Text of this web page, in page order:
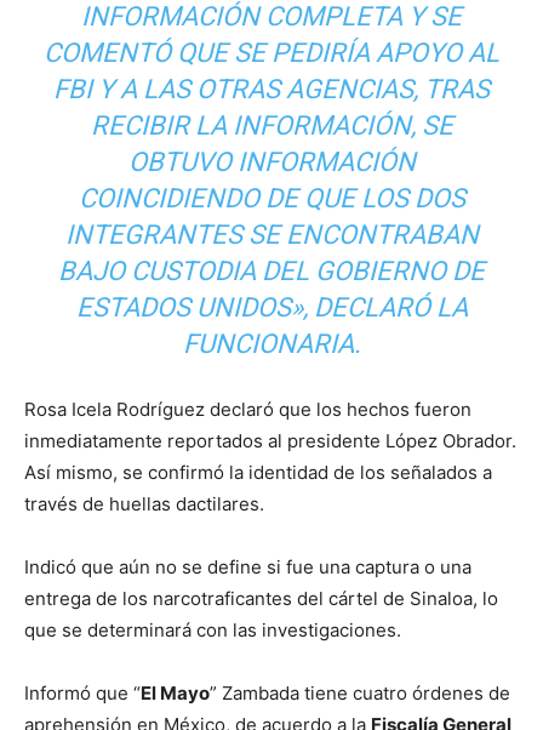
INFORMACIÓN COMPLETA Y SE
COMENTÓ QUE SE PEDIRÍA APOYO AL
FBI Y A LAS OTRAS AGENCIAS, TRAS
RECIBIR LA INFORMACIÓN, SE
OBTUVO INFORMACIÓN
COINCIDIENDO DE QUE LOS DOS
INTEGRANTES SE ENCONTRABAN
BAJO CUSTODIA DEL GOBIERNO DE
ESTADOS UNIDOS», DECLARÓ LA
FUNCIONARIA.
Rosa Icela Rodríguez declaró que los hechos fueron
inmediatamente reportados al presidente López Obrador.
Así mismo, se confirmó la identidad de los señalados a
través de huellas dactilares.
Indicó que aún no se define si fue una captura o una
entrega de los narcotraficantes del cártel de Sinaloa, lo
que se determinará con las investigaciones.
Informó que “El Mayo” Zambada tiene cuatro órdenes de
aprehensión en México, de acuerdo a la Fiscalía General